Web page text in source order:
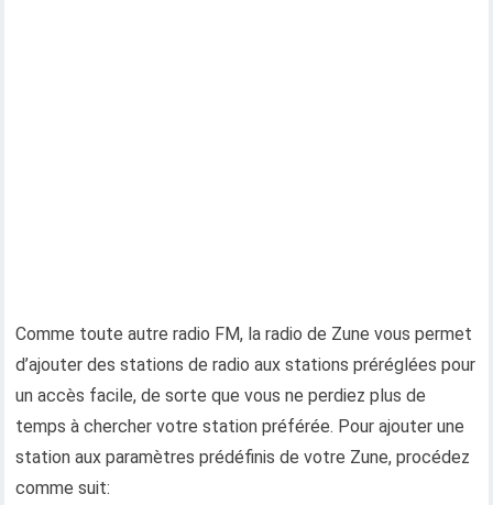
Comme toute autre radio FM, la radio de Zune vous permet
d’ajouter des stations de radio aux stations préréglées pour
un accès facile, de sorte que vous ne perdiez plus de
temps à chercher votre station préférée. Pour ajouter une
station aux paramètres prédéfinis de votre Zune, procédez
comme suit: